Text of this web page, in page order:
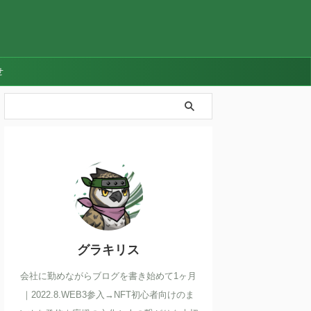
グラキリス
会社に勤めながらブログを書き始めて1ヶ月
｜2022.8.WEB3参入→NFT初心者向けのま